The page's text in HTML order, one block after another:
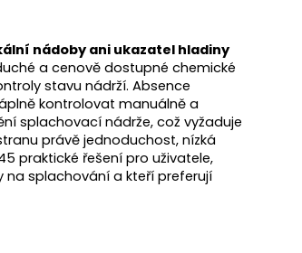
nádoby ani ukazatel hladiny
a cenově dostupné chemické
stavu nádrží. Absence
kontrolovat manuálně a
splachovací nádrže, což vyžaduje
právě jednoduchost, nízká
praktické řešení pro uživatele,
splachování a kteří preferují